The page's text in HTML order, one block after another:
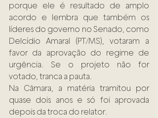
porque ele é resultado de amplo
acordo e lembra que também os
líderes do governo no Senado, como
Delcídio Amaral (PT/MS), votaram a
favor da aprovação do regime de
urgência. Se o projeto não for
votado, tranca a pauta.
Na Câmara, a matéria tramitou por
quase dois anos e só foi aprovada
depois da troca do relator.